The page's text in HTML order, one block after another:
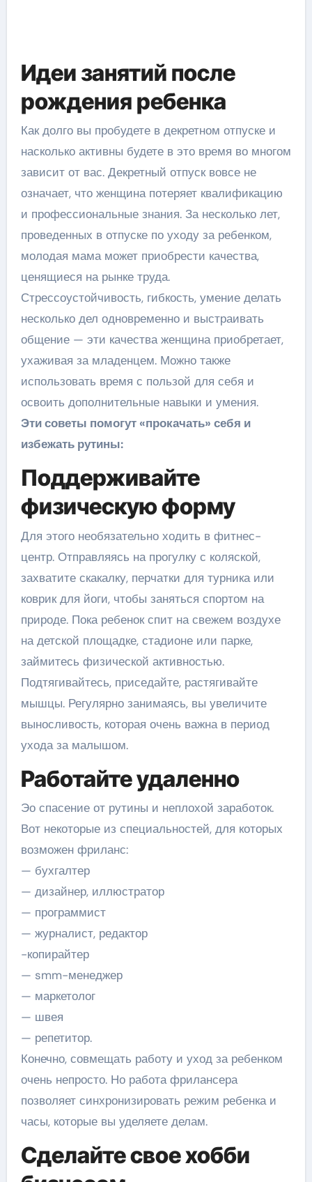
Идеи занятий после
рождения ребенка
Как долго вы пробудете в декретном отпуске и
насколько активны будете в это время во многом
зависит от вас. Декретный отпуск вовсе не
означает, что женщина потеряет квалификацию
и профессиональные знания. За несколько лет,
проведенных в отпуске по уходу за ребенком,
молодая мама может приобрести качества,
ценящиеся на рынке труда.
Стрессоустойчивость, гибкость, умение делать
несколько дел одновременно и выстраивать
общение — эти качества женщина приобретает,
ухаживая за младенцем. Можно также
использовать время с пользой для себя и
освоить дополнительные навыки и умения.
Эти советы помогут «прокачать» себя и
избежать рутины:
Поддерживайте
физическую форму
Для этого необязательно ходить в фитнес-
центр. Отправляясь на прогулку с коляской,
захватите скакалку, перчатки для турника или
коврик для йоги, чтобы заняться спортом на
природе. Пока ребенок спит на свежем воздухе
на детской площадке, стадионе или парке,
займитесь физической активностью.
Подтягивайтесь, приседайте, растягивайте
мышцы. Регулярно занимаясь, вы увеличите
выносливость, которая очень важна в период
ухода за малышом.
Работайте удаленно
Эо спасение от рутины и неплохой заработок.
Вот некоторые из специальностей, для которых
возможен фриланс:
— бухгалтер
— дизайнер, иллюстратор
— программист
— журналист, редактор
-копирайтер
— smm-менеджер
— маркетолог
— швея
— репетитор.
Конечно, совмещать работу и уход за ребенком
очень непросто. Но работа фрилансера
позволяет синхронизировать режим ребенка и
часы, которые вы уделяете делам.
Сделайте свое хобби